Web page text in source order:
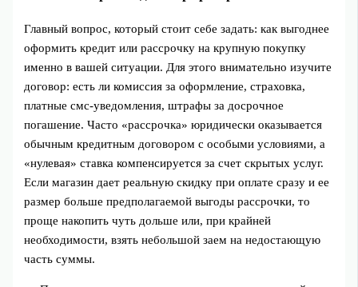
Главный вопрос, который стоит себе задать: как выгоднее
оформить кредит или рассрочку на крупную покупку
именно в вашей ситуации. Для этого внимательно изучите
договор: есть ли комиссия за оформление, страховка,
платные смс‑уведомления, штрафы за досрочное
погашение. Часто «рассрочка» юридически оказывается
обычным кредитным договором с особыми условиями, а
«нулевая» ставка компенсируется за счет скрытых услуг.
Если магазин дает реальную скидку при оплате сразу и ее
размер больше предполагаемой выгоды рассрочки, то
проще накопить чуть дольше или, при крайней
необходимости, взять небольшой заем на недостающую
часть суммы.